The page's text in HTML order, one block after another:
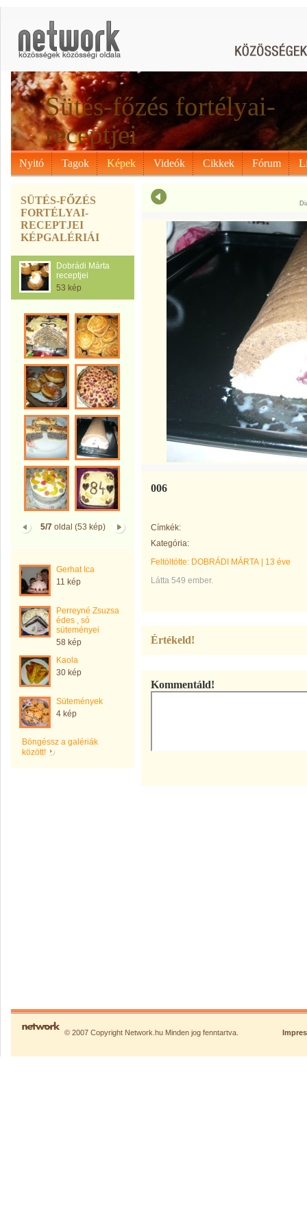
Sütés-főzés fortélyai-
receptjei
Nyitó Tagok Képek Videók Cikkek Fórum
SÜTÉS-FŐZÉS
FORTÉLYAI-
RECEPTJEI
KÉPGALÉRIÁI
Dobrádi Márta
receptjei
53 kép
5/7oldal (53 kép)
Gerhat Ica
11 kép
Perreyné Zsuzsa
édes , só
süteményei
58 kép
Kaola
30 kép
Sütemények
4 kép
Böngéssz a galériák
között!
006
Címkék:
Kategória:
Feltöltötte: DOBRÁDI MÁRTA
13 éve
Látta 549 ember.
Értékeld!
Kommentáld!
© 2007 Copyright Network.hu Minden jog fenntartva.